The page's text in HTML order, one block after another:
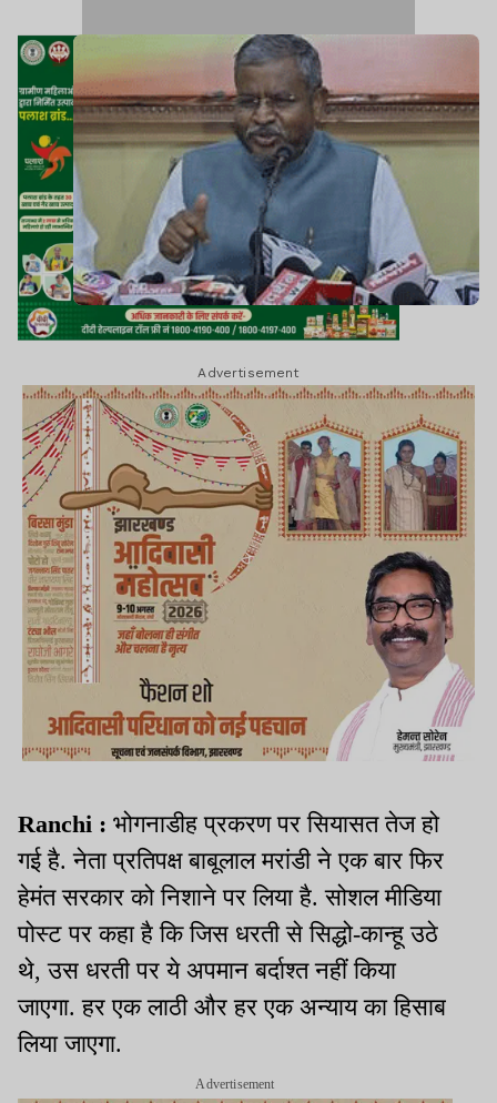
Advertisement
Ranchi : भोगनाडीह प्रकरण पर सियासत तेज हो
गई है. नेता प्रतिपक्ष बाबूलाल मरांडी ने एक बार फिर
हेमंत सरकार को निशाने पर लिया है. सोशल मीडिया
पोस्ट पर कहा है कि जिस धरती से सिद्धो-कान्हू उठे
थे, उस धरती पर ये अपमान बर्दाश्त नहीं किया
जाएगा. हर एक लाठी और हर एक अन्याय का हिसाब
लिया जाएगा.
Advertisement